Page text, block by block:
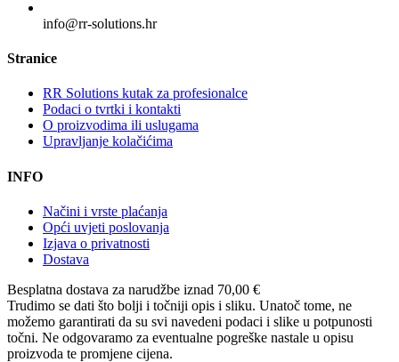
info@rr-solutions.hr
Stranice
RR Solutions kutak za profesionalce
Podaci o tvrtki i kontakti
O proizvodima ili uslugama
Upravljanje kolačićima
INFO
Načini i vrste plaćanja
Opći uvjeti poslovanja
Izjava o privatnosti
Dostava
Besplatna dostava za narudžbe iznad 70,00 €
Trudimo se dati što bolji i točniji opis i sliku. Unatoč tome, ne
možemo garantirati da su svi navedeni podaci i slike u potpunosti
točni. Ne odgovaramo za eventualne pogreške nastale u opisu
proizvoda te promjene cijena.